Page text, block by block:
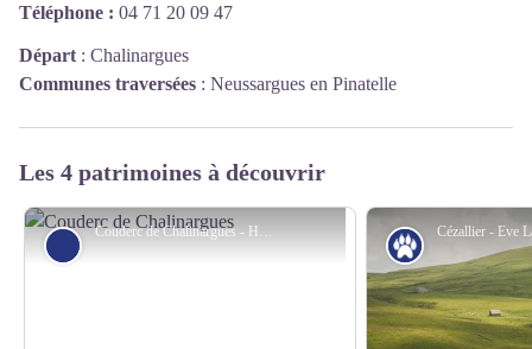
Téléphone : 04 71 20 09 47
Départ : Chalinargues
Communes traversées : Neussargues en Pinatelle
Les 4 patrimoines à découvrir
Petit patrimoine Patrimoine